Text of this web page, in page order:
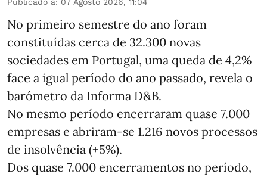
No primeiro semestre do ano foram
constituídas cerca de 32.300 novas
sociedades em Portugal, uma queda de 4,2%
face a igual período do ano passado, revela o
barómetro da Informa D&B.
No mesmo período encerraram quase 7.000
empresas e abriram‑se 1.216 novos processos
de insolvência (+5%).
Dos quase 7.000 encerramentos no período,